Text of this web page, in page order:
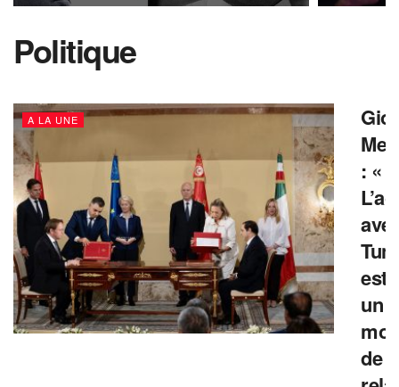
Politique
A LA UNE
: «
est
un
de